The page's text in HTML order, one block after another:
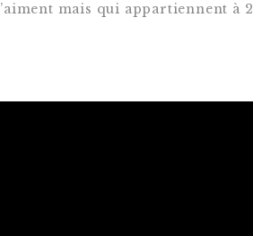
mais qui appartiennent à 2